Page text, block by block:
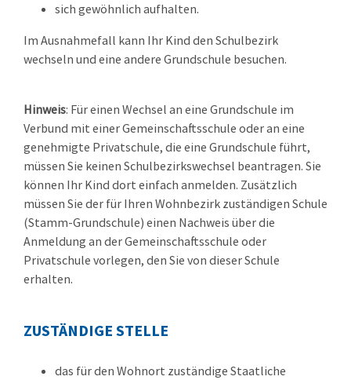
sich gewöhnlich aufhalten.
Im Ausnahmefall kann Ihr Kind den Schulbezirk
wechseln und eine andere Grundschule besuchen.
Hinweis: Für einen Wechsel an eine Grundschule im
Verbund mit einer Gemeinschaftsschule oder an eine
genehmigte Privatschule, die eine Grundschule führt,
müssen Sie keinen Schulbezirkswechsel beantragen. Sie
können Ihr Kind dort einfach anmelden. Zusätzlich
müssen Sie der für Ihren Wohnbezirk zuständigen Schule
(Stamm-Grundschule) einen Nachweis über die
Anmeldung an der Gemeinschaftsschule oder
Privatschule vorlegen, den Sie von dieser Schule
erhalten.
ZUSTÄNDIGE STELLE
das für den Wohnort zuständige Staatliche